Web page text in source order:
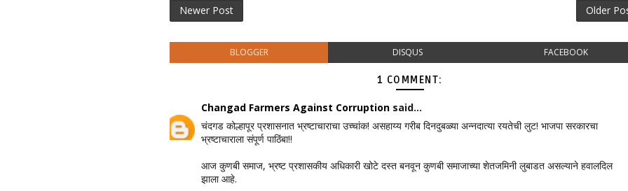
Newer Post Older
BLOGGER DISQUS FACEBOOK
1 COMMENT:
Changad Farmers Against Corruption said...
चंदगड कोल्हापूर प्रशासनात भ्रष्टाचाराचा उच्चांक! असहाय्य गरीब दिनदुबळ्या अन्नदात्या रयतेची लुट! भाजपा सरकारचा
भ्रष्टाचाराला संपूर्ण पाठिंबा!!
आज कुणबी समाज, भ्रष्ट प्रशासकीय अधिकारी खोटे दस्त बनवून कुणबी समाजाच्या शेतजमिनी लुबाडत असल्याने हवालदिल
झाला आहे.